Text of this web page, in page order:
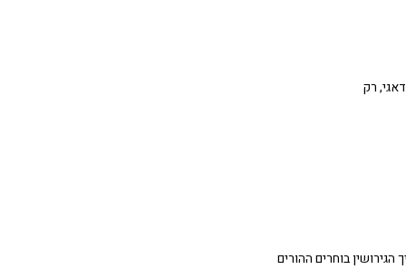
רק
בוחרים ההורים